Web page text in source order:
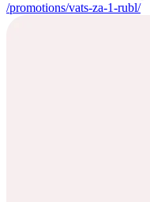
/promotions/vats-za-1-rubl/